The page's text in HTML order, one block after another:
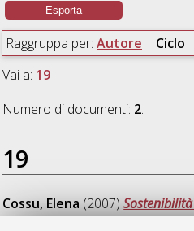
Raggruppa per: Autore | Ciclo |
Vai a: 19
Numero di documenti: 2.
19
Cossu, Elena (2007)
gestione dei rifiuti, [Dissertation